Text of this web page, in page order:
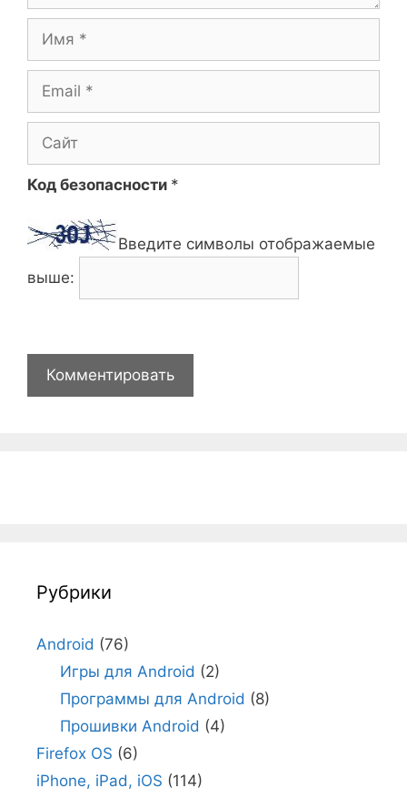
Код безопасности *
Введите символы отображаемые
выше:
Рубрики
Android (76)
Игры для Android (2)
Программы для Android (8)
Прошивки Android (4)
Firefox OS (6)
iPhone, iPad, iOS (114)